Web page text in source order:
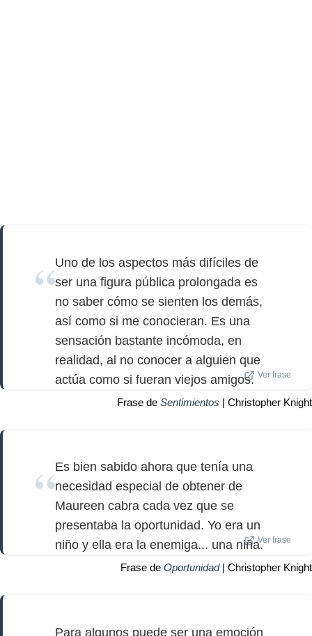
Uno de los aspectos más difíciles de
ser una figura pública prolongada es
no saber cómo se sienten los demás,
así como si me conocieran. Es una
sensación bastante incómoda, en
realidad, al no conocer a alguien que
actúa como si fueran viejos amigos. Ver frase
Frase de Sentimientos | Christopher Knight
Es bien sabido ahora que tenía una
necesidad especial de obtener de
Maureen cabra cada vez que se
presentaba la oportunidad. Yo era un
niño y ella era la enemiga... una niña.Ver frase
Frase de Oportunidad| Christopher Knight
Para algunos puede ser una emoción